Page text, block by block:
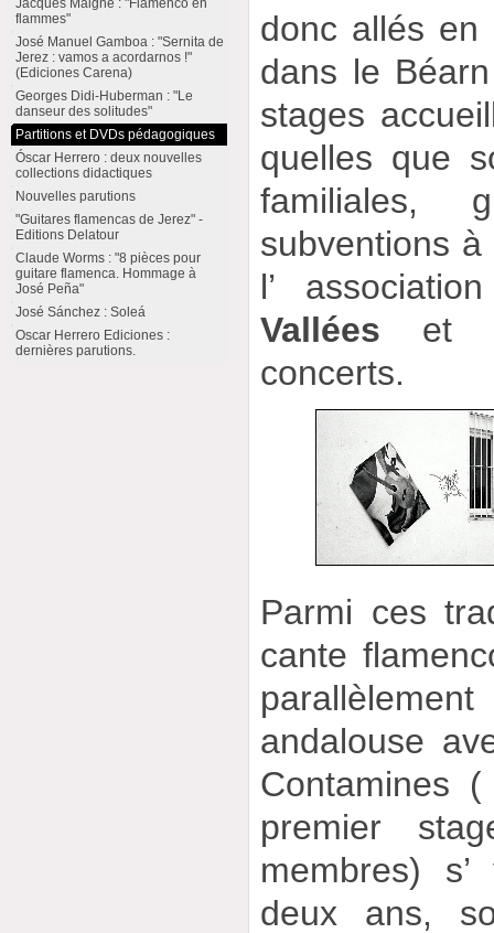
donc allés en
dans le
stages
quelles que
familiales,
subventions à
l’
Vallées et
concerts.
Parmi ces
cante
andalouse
Contamines
premier
membres)
deux ans,
Jacques Maigne : "Flamenco en
flammes"
José Manuel Gamboa : "Sernita de
Jerez : vamos a acordarnos !"
(Ediciones Carena)
Georges Didi-Huberman : "Le
danseur des solitudes"
Partitions et DVDs pédagogiques
Óscar Herrero : deux nouvelles
collections didactiques
Nouvelles parutions
"Guitares flamencas de Jerez" -
Editions Delatour
Claude Worms : "8 pièces pour
guitare flamenca. Hommage à
José Peña"
José Sánchez : Soleá
Oscar Herrero Ediciones :
dernières parutions.